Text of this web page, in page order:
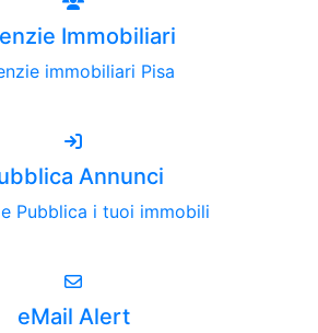
Immobiliari
immobiliari Pisa
Annunci
Pubblica i tuoi immobili
eMail Alert